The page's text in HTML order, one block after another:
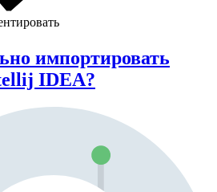
импортировать
IDEA?